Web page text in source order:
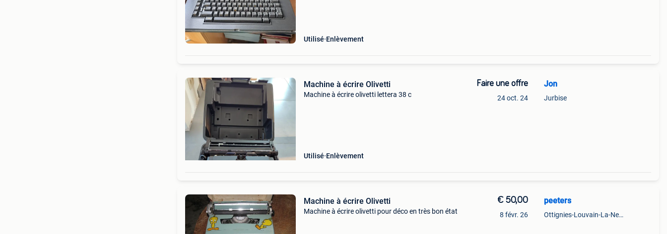
Utilisé Enlèvement
Machine à écrire Olivetti
Machine à écrire olivetti lettera 38 c
Utilisé Enlèvement
Faire une offre
24 oct. 24
Jon
Jurbise
Machine à écrire Olivetti
Machine à écrire olivetti pour déco en très bon état
€ 50,00
8 févr. 26
peeters
Ottignies-Louvain-La-Neuve